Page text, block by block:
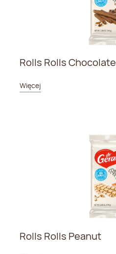
Rolls Rolls Chocolate
Więcej
Rolls Rolls Peanut